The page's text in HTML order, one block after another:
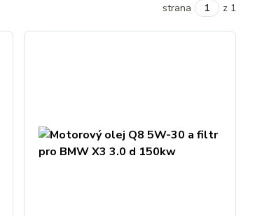
strana z 1